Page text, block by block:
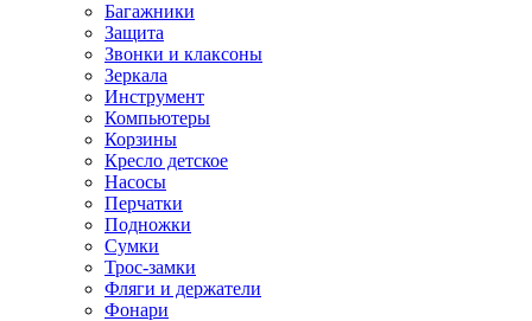
Багажники
Защита
Звонки и клаксоны
Зеркала
Инструмент
Компьютеры
Корзины
Кресло детское
Насосы
Перчатки
Подножки
Сумки
Трос-замки
Фляги и держатели
Фонари